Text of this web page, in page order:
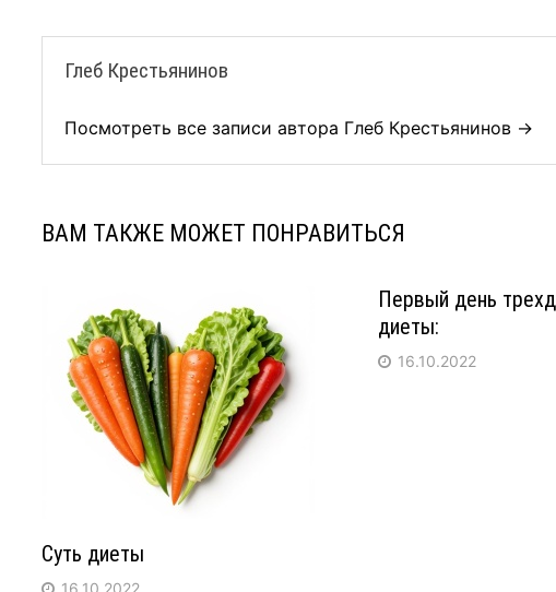
Глеб Крестьянинов
Посмотреть все записи автора Глеб Крестьянинов →
ВАМ ТАКЖЕ МОЖЕТ ПОНРАВИТЬСЯ
Суть диеты
16.10.2022
Первый день
диеты:
16.10.2022